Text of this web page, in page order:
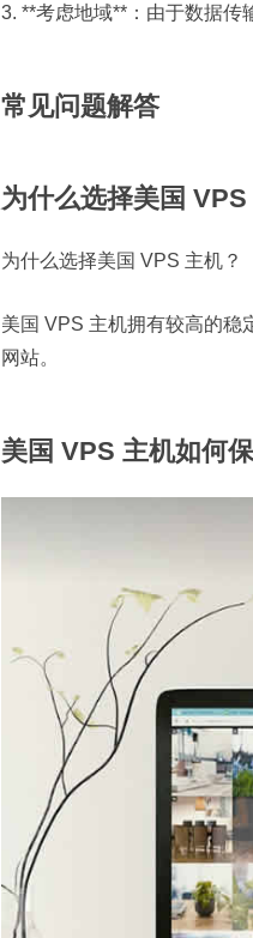
3. **考虑地域**：由于数据传
常见问题解答
为什么选择美国 VPS
为什么选择美国 VPS 主机？
美国 VPS 主机拥有较高的稳
网站。
美国 VPS 主机如何